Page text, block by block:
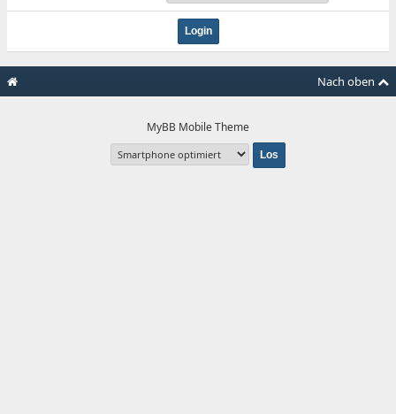
Nach oben
MyBB Mobile Theme